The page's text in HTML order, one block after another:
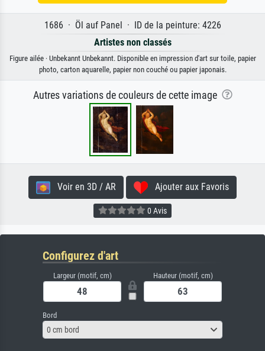
1686 · Öl auf Panel · ID de la peinture: 4226
Artistes non classés
Figure ailée · Unbekannt Unbekannt. Disponible en impression d'art sur toile, papier
photo, carton aquarelle, papier non couché ou papier japonais.
Autres variations de couleurs de cette image
Voir en 3D / AR Ajouter aux Favoris
0 Avis
Configurez d'art
Largeur (motif, cm) Hauteur (motif, cm)
Bord
0 cm bord